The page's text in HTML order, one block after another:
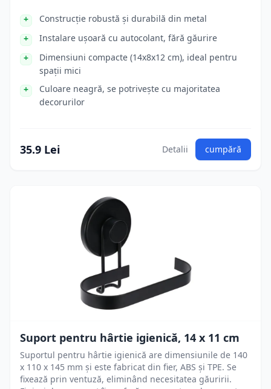
Construcție robustă și durabilă din metal
Instalare ușoară cu autocolant, fără găurire
Dimensiuni compacte (14x8x12 cm), ideal pentru
spații mici
Culoare neagră, se potrivește cu majoritatea
decorurilor
35.9 Lei Detalii cumpără
Suport pentru hârtie igienică, 14 x 11 cm
Suportul pentru hârtie igienică are dimensiunile de 140
x 110 x 145 mm și este fabricat din fier, ABS și TPE. Se
fixează prin ventuză, eliminând necesitatea găuririi.